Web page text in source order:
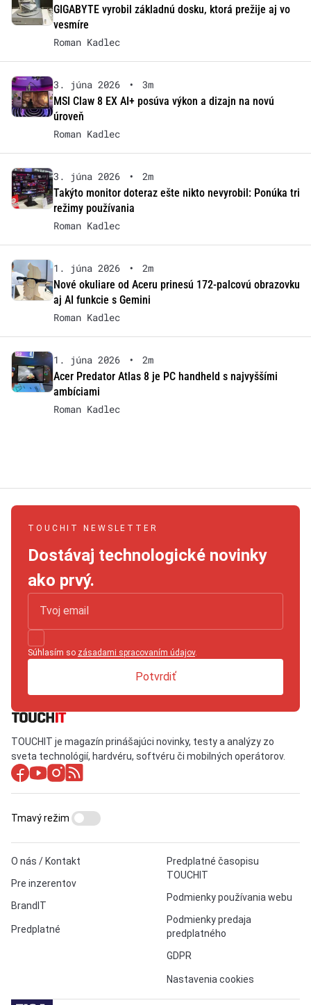
GIGABYTE vyrobil základnú dosku, ktorá prežije aj vo
vesmíre
Roman Kadlec
3. júna 2026 •
3m
MSI Claw 8 EX AI+ posúva výkon a dizajn na novú
úroveň
Roman Kadlec
3. júna 2026 •
2m
Takýto monitor doteraz ešte nikto nevyrobil: Ponúka tri
režimy používania
Roman Kadlec
1. júna 2026 •
2m
Nové okuliare od Aceru prinesú 172-palcovú obrazovku
aj AI funkcie s Gemini
Roman Kadlec
1. júna 2026 •
2m
Acer Predator Atlas 8 je PC handheld s najvyššími
ambíciami
Roman Kadlec
TOUCHIT NEWSLETTER
Dostávaj technologické novinky
ako prvý.
Súhlasím so zásadami spracovaním údajov.
Potvrdiť
TOUCHIT je magazín prinášajúci novinky, testy a analýzy zo
sveta technológií, hardvéru, softvéru či mobilných operátorov.
O nás / Kontakt
Pre inzerentov
BrandIT
Predplatné
Predplatné časopisu
TOUCHIT
Podmienky používania webu
Podmienky predaja
predplatného
GDPR
Nastavenia cookies
Tmavý režim